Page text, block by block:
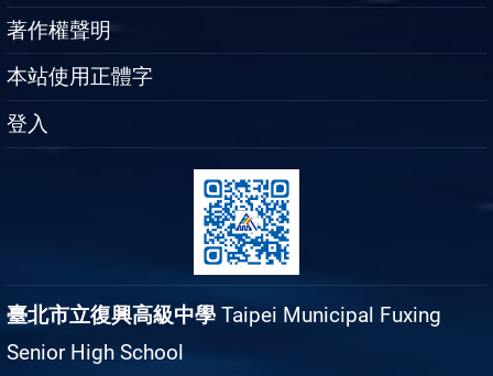
著作權聲明
本站使用正體字
登入
臺北市立復興高級中學 Taipei Municipal Fuxing
Senior High School